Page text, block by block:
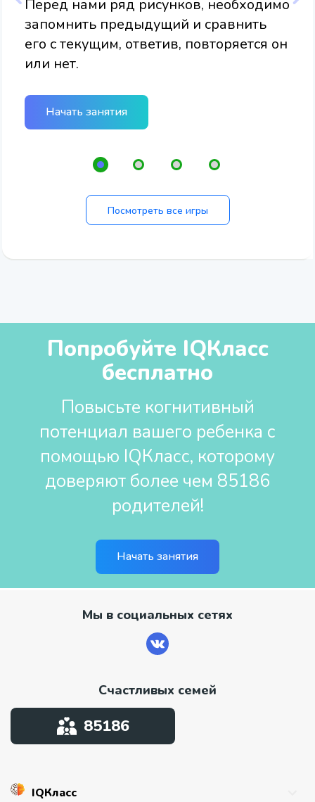
Перед нами ряд рисунков, необходимо
запомнить предыдущий и сравнить
его с текущим, ответив, повторяется он
или нет.
Начать занятия
Посмотреть все игры
Попробуйте IQКласс
бесплатно
Повысьте когнитивный
потенциал вашего ребенка с
помощью IQКласс, которому
доверяют более чем 85186
родителей!
Начать занятия
Счастливых семей
85186
Мы в социальных сетях
IQКласс